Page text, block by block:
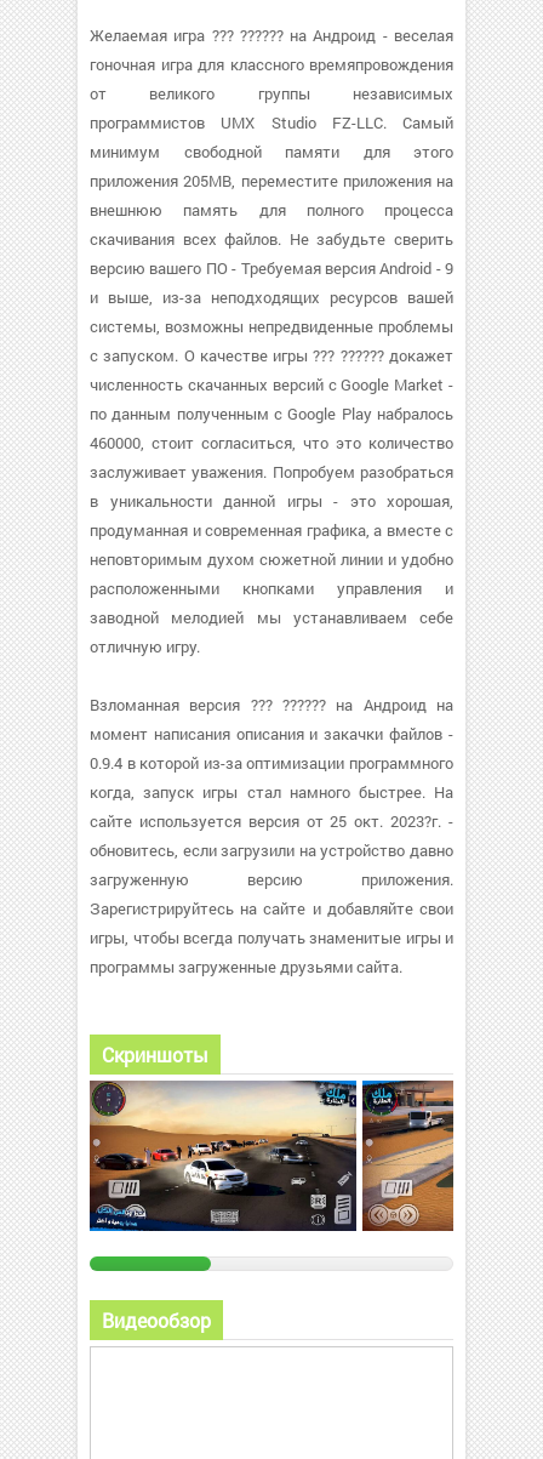
Желаемая игра ??? ?????? на Андроид - веселая
гоночная игра для классного времяпровождения
от великого группы независимых
программистов UMX Studio FZ-LLC. Самый
минимум свободной памяти для этого
приложения 205MB, переместите приложения на
внешнюю память для полного процесса
скачивания всех файлов. Не забудьте сверить
версию вашего ПО - Требуемая версия Android - 9
и выше, из-за неподходящих ресурсов вашей
системы, возможны непредвиденные проблемы
с запуском. О качестве игры ??? ?????? докажет
численность скачанных версий с Google Market -
по данным полученным с Google Play набралось
460000, стоит согласиться, что это количество
заслуживает уважения. Попробуем разобраться
в уникальности данной игры - это хорошая,
продуманная и современная графика, а вместе с
неповторимым духом сюжетной линии и удобно
расположенными кнопками управления и
заводной мелодией мы устанавливаем себе
отличную игру.
Взломанная версия ??? ?????? на Андроид на
момент написания описания и закачки файлов -
0.9.4 в которой из-за оптимизации программного
когда, запуск игры стал намного быстрее. На
сайте используется версия от 25 окт. 2023?г. -
обновитесь, если загрузили на устройство давно
загруженную версию приложения.
Зарегистрируйтесь на сайте и добавляйте свои
игры, чтобы всегда получать знаменитые игры и
программы загруженные друзьями сайта.
Скриншоты
Видеообзор